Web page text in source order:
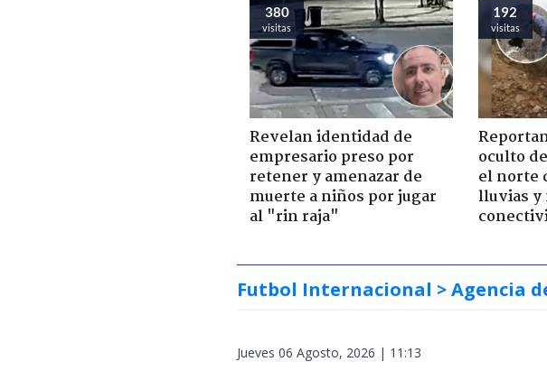
380
visitas
Revelan identidad de
empresario preso por
retener y amenazar de
muerte a niños por jugar
al "rin raja"
192
visitas
oculto
el norte
lluvias y
Futbol Internacional > Agencia
Jueves 06 Agosto, 2026 | 11:13